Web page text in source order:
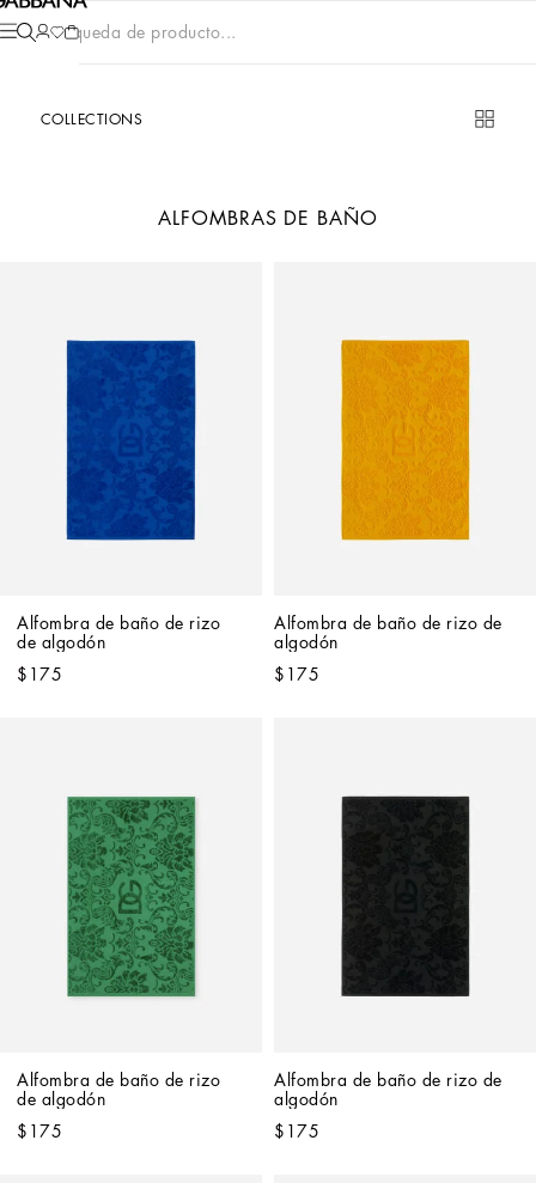
Búsqueda de producto...
COLLECTIONS
ALFOMBRAS DE BAÑO
Alfombra de baño de rizo
de algodón
$175
Alfombra de baño de rizo de
algodón
$175
Alfombra de baño de rizo
de algodón
$175
Alfombra de baño de rizo de
algodón
$175